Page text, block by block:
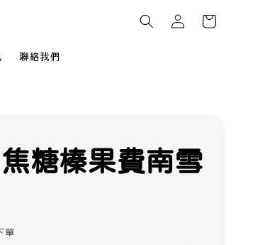
聯絡我們
糖榛果費南雪
單